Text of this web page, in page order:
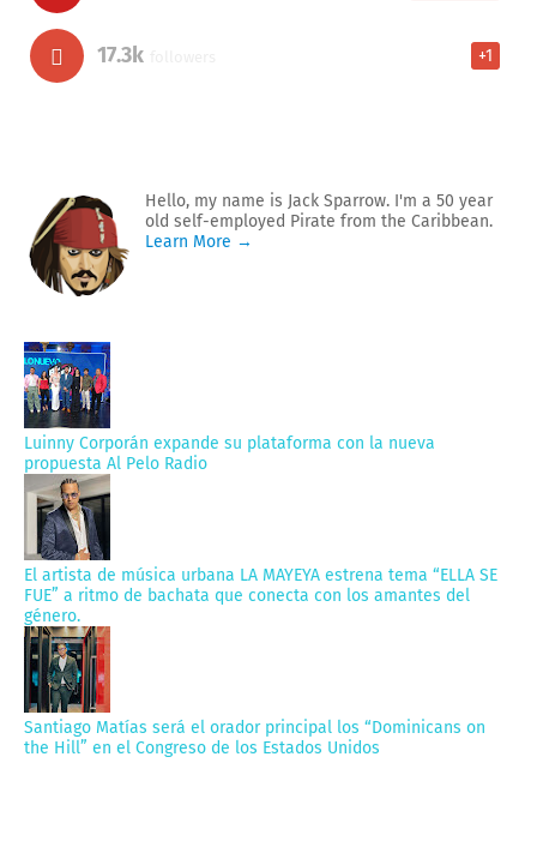
17.3k +1
Hello, my name is Jack Sparrow. I'm a 50 year
old self-employed Pirate from the Caribbean.
Learn More →
Luinny Corporán expande su plataforma con la nueva
propuesta Al Pelo Radio
El artista de música urbana LA MAYEYA estrena tema “ELLA SE
FUE” a ritmo de bachata que conecta con los amantes del
género.
Santiago Matías será el orador principal los “Dominicans on
the Hill” en el Congreso de los Estados Unidos